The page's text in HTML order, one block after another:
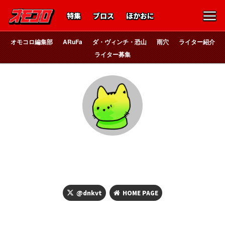
特集 ブロス ほかおに
オモコロ編集部 ARuFa ダ・ヴィンチ・恐山 雨穴
ライター紹介
ライター募集
@dnkvt HOME PAGE